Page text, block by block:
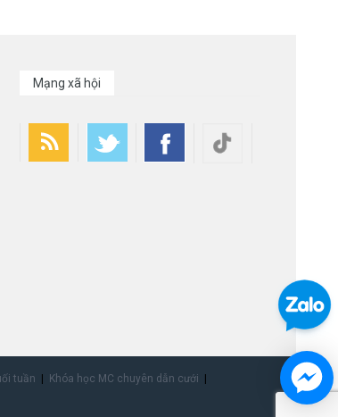
Mạng xã hội
tuần
Khóa học MC chuyên dẫn cưới